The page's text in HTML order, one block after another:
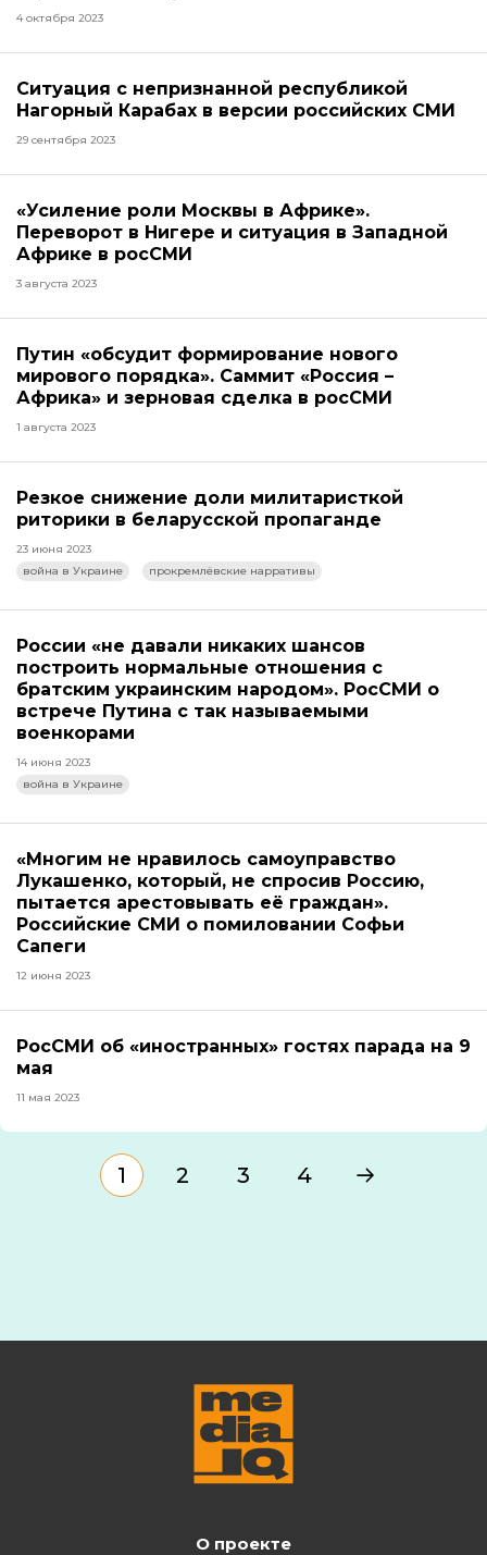
4 октября 2023
Ситуация с непризнанной республикой
Нагорный Карабах в версии российских СМИ
29 сентября 2023
«Усиление роли Москвы в Африке».
Переворот в Нигере и ситуация в Западной
Африке в росСМИ
3 августа 2023
Путин «обсудит формирование нового
мирового порядка». Саммит «Россия –
Африка» и зерновая сделка в росСМИ
1 августа 2023
Резкое снижение доли милитаристкой
риторики в беларусской пропаганде
23 июня 2023
война в Украине
прокремлёвские нарративы
России «не давали никаких шансов
построить нормальные отношения с
братским украинским народом». РосСМИ о
встрече Путина с так называемыми
военкорами
14 июня 2023
война в Украине
«Многим не нравилось самоуправство
Лукашенко, который, не спросив Россию,
пытается арестовывать её граждан».
Российские СМИ о помиловании Софьи
Сапеги
12 июня 2023
РосСМИ об «иностранных» гостях парада на 9
мая
11 мая 2023
1 2 3 4
О проекте